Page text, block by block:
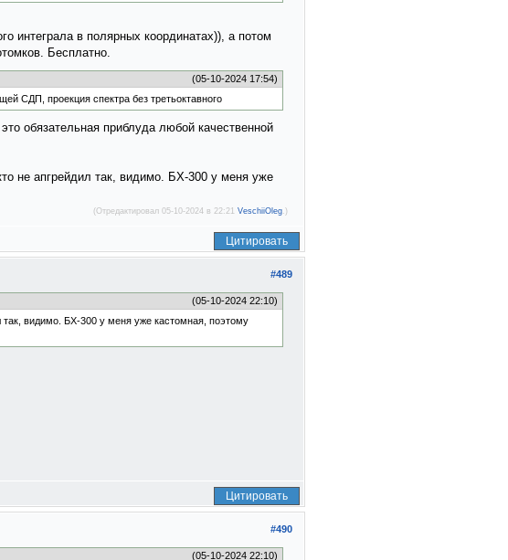
интеграла в полярных координатах)), а потом
Бесплатно.
(05-10-2024 17:54)
СДП, проекция спектра без третьоктавного
обязательная приблуда любой качественной
не апгрейдил так, видимо. БХ-300 у меня уже
(Отредактировал 05-10-2024 в 22:21 VeschiiOleg .)
Цитировать
#489
(05-10-2024 22:10)
так, видимо. БХ-300 у меня уже кастомная, поэтому
Цитировать
#490
(05-10-2024 22:10)